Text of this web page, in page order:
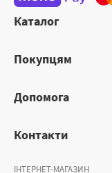
Каталог
Покупцям
Допомога
Контакти
ІНТЕРНЕТ-МАГАЗИН